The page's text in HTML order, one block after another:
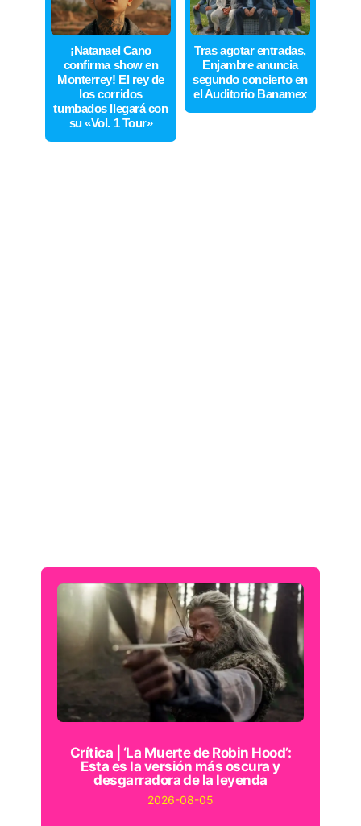
¡Natanael Cano
confirma show en
Monterrey! El rey de
los corridos
tumbados llegará con
su «Vol. 1 Tour»
Tras agotar entradas,
Enjambre anuncia
segundo concierto en
el Auditorio Banamex
Crítica | ‘La Muerte de Robin Hood’:
Esta es la versión más oscura y
desgarradora de la leyenda
2026-08-05